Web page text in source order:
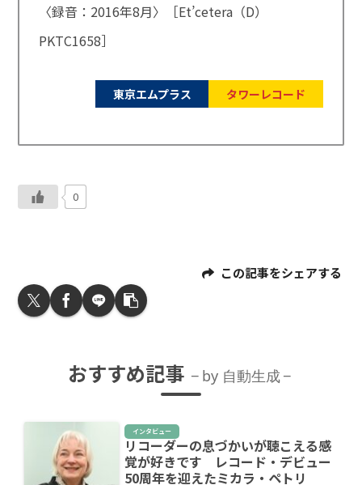
〈録音：2016年8月〉［Et’cetera（D）
PKTC1658］
東京エムプラス タワーレコード
0
この記事をシェアする
おすすめ記事 by 自動生成
インタビュー
リコーダーの息づかいが聴こえる感
覚が好きです レコード・デビュー
50周年を迎えたミカラ・ペトリ